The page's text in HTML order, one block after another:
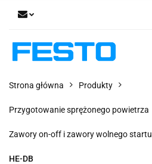
Strona główna Produkty
Przygotowanie sprężonego powietrza
Zawory on-off i zawory wolnego startu
HE-DB